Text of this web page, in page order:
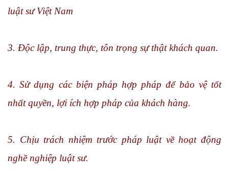
luật sư Việt Nam
3. Độc lập, trung thực, tôn trọng sự thật khách quan.
4. Sử dụng các biện pháp hợp pháp để bảo vệ tốt
nhất quyền, lợi ích hợp pháp của khách hàng.
5. Chịu trách nhiệm trước pháp luật về hoạt động
nghề nghiệp luật sư.